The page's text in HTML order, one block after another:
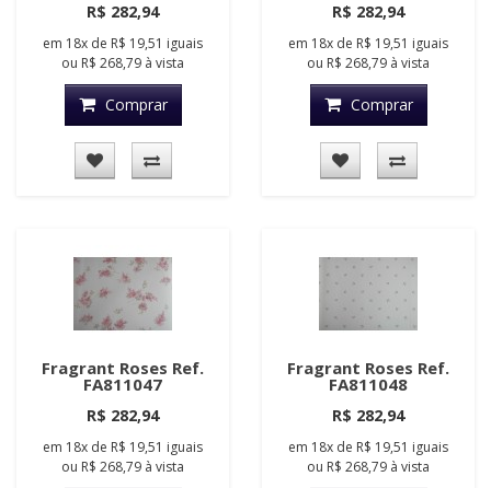
R$ 282,94
em 18x de R$ 19,51 iguais
ou R$ 268,79 à vista
Comprar
R$ 282,94
em 18x de R$ 19,51 iguais
ou R$ 268,79 à vista
Comprar
Fragrant Roses Ref.
FA811047
R$ 282,94
em 18x de R$ 19,51 iguais
ou R$ 268,79 à vista
Fragrant Roses Ref.
FA811048
R$ 282,94
em 18x de R$ 19,51 iguais
ou R$ 268,79 à vista